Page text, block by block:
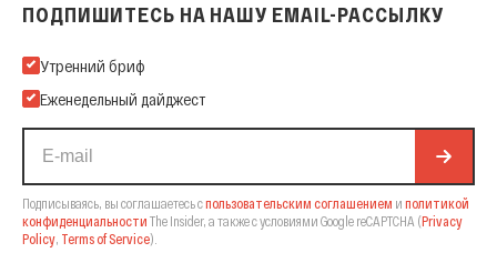
ПОДПИШИТЕСЬ НА НАШУ EMAIL-РАССЫЛКУ
Подпишитесь на нашу Email-рассылку
Утренний бриф
Еженедельный дайджест
Подписываясь, вы соглашаетесь спользовательским соглашением и политикой
конфиденциальности The Insider, а также с условиями Google reCAPTCHA (Privacy
Policy Terms of Service).